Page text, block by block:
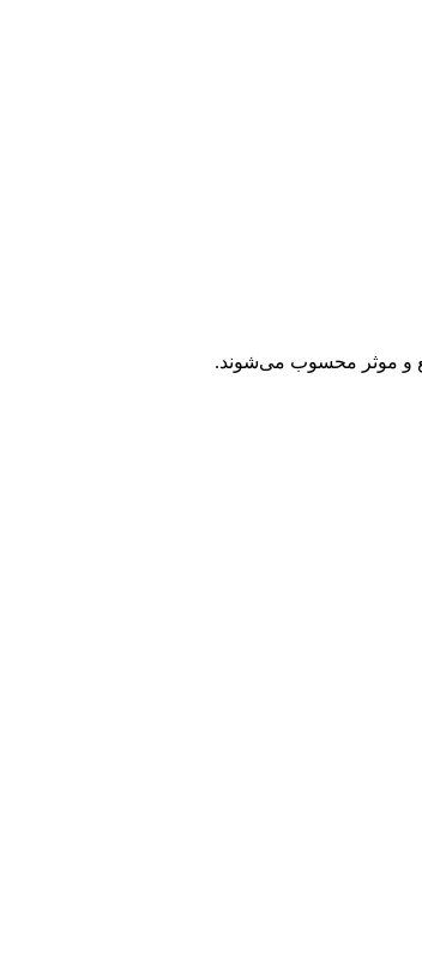
و موثر محسوب می‌شوند.